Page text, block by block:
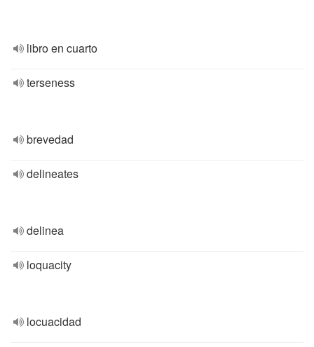
libro en cuarto
terseness
brevedad
delineates
delinea
loquacity
locuacidad